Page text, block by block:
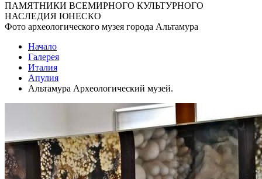
ПАМЯТНИКИ ВСЕМИРНОГО КУЛЬТУРНОГО
НАСЛЕДИЯ ЮНЕСКО
Фото археологического музея города Альтамура
Начало
Галерея
Италия
Апулия
Альтамура Археологический музей.